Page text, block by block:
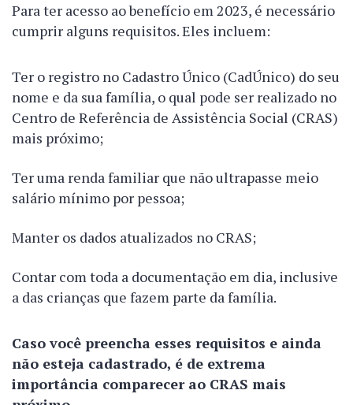
Para ter acesso ao benefício em 2023, é necessário
cumprir alguns requisitos. Eles incluem:
Ter o registro no Cadastro Único (CadÚnico) do seu
nome e da sua família, o qual pode ser realizado no
Centro de Referência de Assistência Social (CRAS)
mais próximo;
Ter uma renda familiar que não ultrapasse meio
salário mínimo por pessoa;
Manter os dados atualizados no CRAS;
Contar com toda a documentação em dia, inclusive
a das crianças que fazem parte da família.
Caso você preencha esses requisitos e ainda
não esteja cadastrado, é de extrema
importância comparecer ao CRAS mais